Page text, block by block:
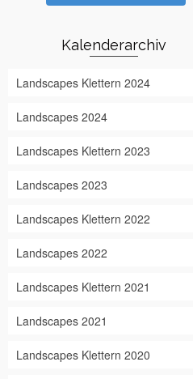
Landscapes 2025
Landscapes – Landschaften unserer
Erde fotografiert von Alex Hanicke,
Michael Zedel, Richard Hartmann
Weiterlesen
Kalenderarchiv
Landscapes Klettern 2024
Landscapes 2024
Landscapes Klettern 2023
Landscapes 2023
Landscapes Klettern 2022
Landscapes 2022
Landscapes Klettern 2021
Landscapes 2021
Landscapes Klettern 2020